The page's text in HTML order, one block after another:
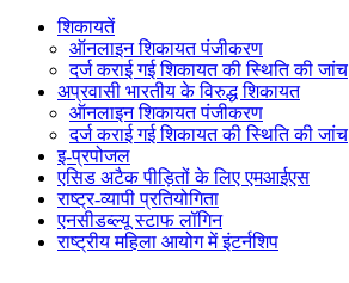
शिकायतें
ऑनलाइन शिकायत पंजीकरण
दर्ज कराई गई शिकायत की स्थिति की जांच
अप्रवासी भारतीय के विरुद्ध शिकायत
ऑनलाइन शिकायत पंजीकरण
दर्ज कराई गई शिकायत की स्थिति की जांच
इ-प्रपोजल
एसिड अटैक पीड़ितों के लिए एमआईएस
राष्ट्र-व्यापी प्रतियोगिता
एनसीडब्ल्यू स्टाफ लॉगिन
राष्ट्रीय महिला आयोग में इंटर्नशिप